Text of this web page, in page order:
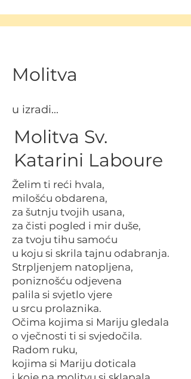
Molitva
u izradi...
Molitva Sv.
Katarini Laboure
Želim ti reći hvala,
milošću obdarena,
za šutnju tvojih usana,
za čisti pogled i mir duše,
za tvoju tihu samoću
u koju si skrila tajnu odabranja.
Strpljenjem natopljena,
poniznošću odjevena
palila si svjetlo vjere
u srcu prolaznika.
Očima kojima si Mariju gledala
o vječnosti ti si svjedočila.
Radom ruku,
kojima si Mariju doticala